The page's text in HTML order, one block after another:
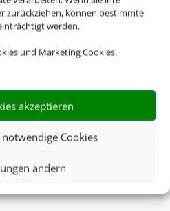
zurückziehen, können bestimmte
werden.
und Marketing Cookies.
akzeptieren
Cookies
ändern